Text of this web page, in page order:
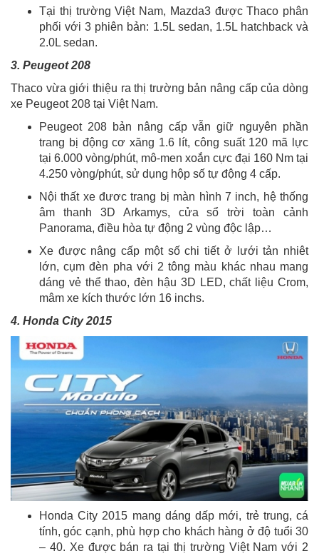
Tại thị trường Việt Nam, Mazda3 được Thaco phân
phối với 3 phiên bản: 1.5L sedan, 1.5L hatchback và
2.0L sedan.
3. Peugeot 208
Thaco vừa giới thiệu ra thị trường bản nâng cấp của dòng
xe Peugeot 208 tại Việt Nam.
Peugeot 208 bản nâng cấp vẫn giữ nguyên phần
trang bị động cơ xăng 1.6 lít, công suất 120 mã lực
tại 6.000 vòng/phút, mô-men xoắn cực đại 160 Nm tại
4.250 vòng/phút, sử dụng hộp số tự động 4 cấp.
Nội thất xe đươc trang bị màn hình 7 inch, hệ thống
âm thanh 3D Arkamys, cửa sổ trời toàn cảnh
Panorama, điều hòa tự động 2 vùng độc lập…
Xe được nâng cấp một số chi tiết ở lưới tản nhiêt
lớn, cụm đèn pha với 2 tông màu khác nhau mang
dáng vẻ thể thao, đèn hậu 3D LED, chất liệu Crom,
mâm xe kích thước lớn 16 inchs.
4. Honda City 2015
Honda City 2015 mang dáng dấp mới, trẻ trung, cá
tính, góc cạnh, phù hợp cho khách hàng ở độ tuổi 30
– 40. Xe được bán ra tại thị trường Việt Nam với 2